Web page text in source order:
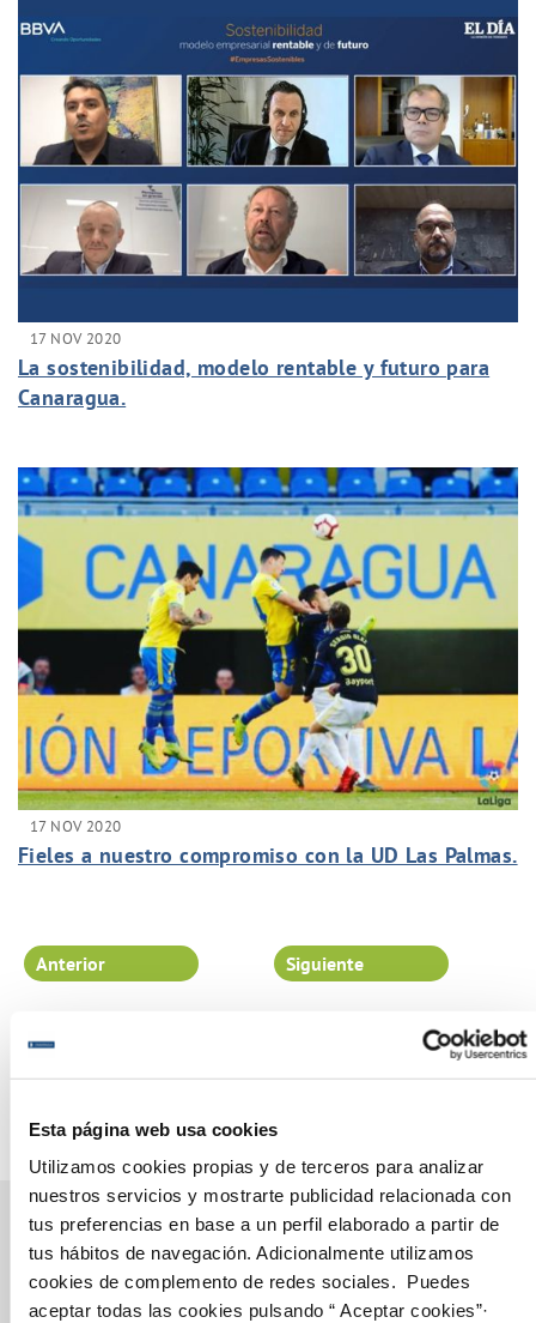
Esta página web usa cookies
Utilizamos cookies propias y de terceros para analizar
nuestros servicios y mostrarte publicidad relacionada con
tus preferencias en base a un perfil elaborado a partir de
tus hábitos de navegación. Adicionalmente utilizamos
cookies de complemento de redes sociales. Puedes
aceptar todas las cookies pulsando “ Aceptar cookies”·
17 NOV 2020
La sostenibilidad, modelo rentable y futuro para
Canaragua.
17 NOV 2020
Fieles a nuestro compromiso con la UD Las Palmas.
Página 59 de 102
Anterior Siguiente
Gestiones Online